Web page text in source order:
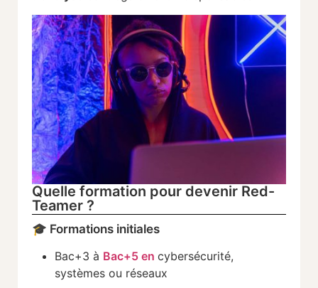
Quelle formation pour devenir Red-
Teamer ?
🎓 Formations initiales
Bac+3 à Bac+5 en cybersécurité,
systèmes ou réseaux